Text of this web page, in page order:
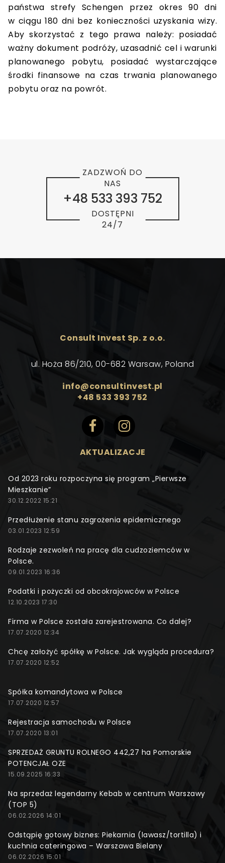
państwa strefy Schengen przez okres 90 dni
w ciągu 180 dni bez konieczności uzyskania wizy.
Aby skorzystać z tego prawa należy: posiadać
ważny dokument podróży, uzasadnić cel i warunki
planowanego pobytu, posiadać wystarczające
środki finansowe na czas trwania planowanego
pobytu oraz na powrót.
+48 533 393 752
ZADZWOŃ DO
NAS
DOSTĘPNI
24/7
Consult Invest Sp. z o.o.
ul. Hoża 86/210, 00-682 Warsaw, Poland
info@consultinvest.pl
+48 533 393 752
AKTUALIZACJE
Od 2023 roku rozpoczyna się program „Pierwsze
Mieszkanie”
30.12.2022 15:21
Przedłużenie stanu zagrożenia epidemicznego
03.01.2023 12:59
Rodzaje zezwoleń na pracę dla cudzoziemców w
Polsce.
09.01.2023 16:36
Podatki i pożyczki od obcokrajowców w Polsce
12.10.2023 17:30
Firma w Polsce została zarejestrowana. Co dalej?
17.07.2020 12:34
Chcę założyć spółkę w Polsce. Jak wygląda procedura?
17.07.2020 12:52
Spółka komandytowa w Polsce
17.07.2020 12:57
Rejestracja samochodu w Polsce
17.07.2020 13:01
SPRZEDAŻ GRUNTU ROLNEGO 442,27 ha Pomorskie
POTENCJAŁ OZE
15.09.2025 16:33
Na sprzedaż legendarny Kebab w centrum Warszawy
(TOP 5)
06.02.2026 14:01
Odstąpię gotowy biznes: Piekarnia (lawasz/tortilla) i
kuchnia cateringowa – Warszawa Bielany
06.02.2026 15:01